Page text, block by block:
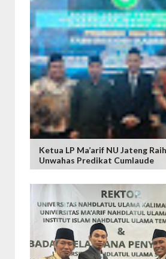
Ketua LP Ma’arif NU Jateng
Unwahas Predikat Cumlaude